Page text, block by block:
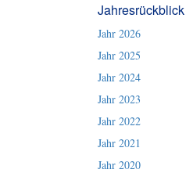
Jahresrückblick
Jahr 2026
Jahr 2025
Jahr 2024
Jahr 2023
Jahr 2022
Jahr 2021
Jahr 2020